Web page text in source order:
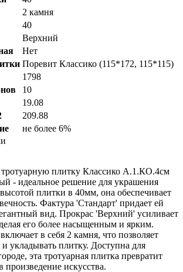
2 камня
40
Верхний
Нет
Поревит Классико (115*172, 115*115)
1798
10
19.08
209.88
не более 6%
тротуарную плитку Классико А.1.КО.4см
- идеальное решение для украшения
плитки в 40мм, она обеспечивает
Фактура 'Стандарт' придает ей
вид. Прокрас 'Верхний' усиливает
его более насыщенным и ярким.
в себя 2 камня, что позволяет
и укладывать плитку. Доступна для
эта тротуарная плитка превратит
искусства.